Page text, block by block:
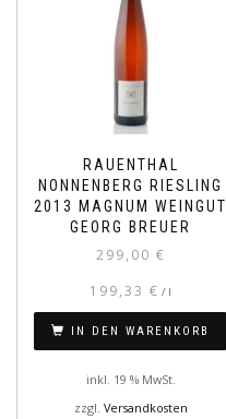
RAUENTHAL
NONNENBERG RIESLING
2013 MAGNUM WEINGUT
GEORG BREUER
299,00 €
199,33 € / l
IN DEN WARENKORB
inkl. 19 % MwSt.
zzgl. Versandkosten